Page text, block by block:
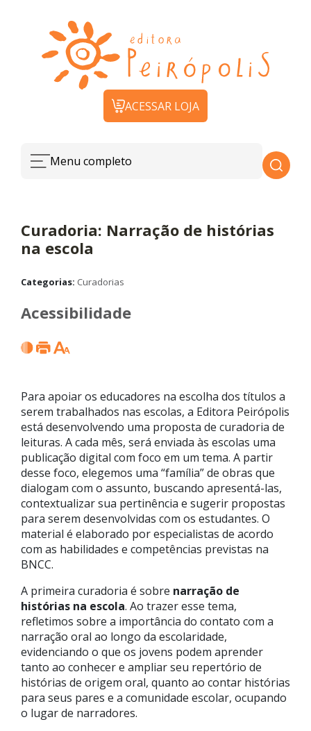
ACESSAR LOJA
Menu completo
Curadoria: Narração de histórias
na escola
Categorias: Curadorias
Acessibilidade
Para apoiar os educadores na escolha dos títulos a
serem trabalhados nas escolas, a Editora Peirópolis
está desenvolvendo uma proposta de curadoria de
leituras. A cada mês, será enviada às escolas uma
publicação digital com foco em um tema. A partir
desse foco, elegemos uma “família” de obras que
dialogam com o assunto, buscando apresentá-las,
contextualizar sua pertinência e sugerir propostas
para serem desenvolvidas com os estudantes. O
material é elaborado por especialistas de acordo
com as habilidades e competências previstas na
BNCC.
A primeira curadoria é sobre narração de
histórias na escola. Ao trazer esse tema,
refletimos sobre a importância do contato com a
narração oral ao longo da escolaridade,
evidenciando o que os jovens podem aprender
tanto ao conhecer e ampliar seu repertório de
histórias de origem oral, quanto ao contar histórias
para seus pares e a comunidade escolar, ocupando
o lugar de narradores.